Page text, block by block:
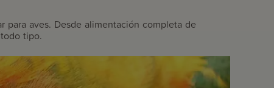
para aves. Desde alimentación completa de
tipo.